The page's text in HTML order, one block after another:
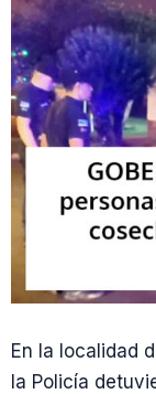
En la localidad
la Policía